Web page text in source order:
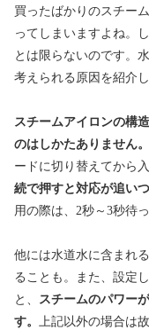
買ったばかりのスチー
ってしまいますよね。
とは限らないのです。
考えられる原因を紹介し
スチームアイロンの構
のはしかたありません。
ードに切り替えてから
続で押すと対応が追い
用の際は、2秒～3秒待
他には水道水に含まれ
ることも。また、設定
と、 スチームのパワー
す。 上記以外の場合は